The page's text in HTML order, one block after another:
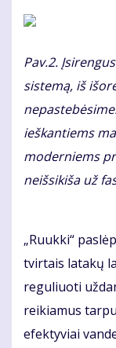
Pav.2.
sistemą, iš
ieškantiems
moderniems
neišsikiša už
„Ruukki“
tvirtais latakų
reguliuoti
reikiamus
efektyviai